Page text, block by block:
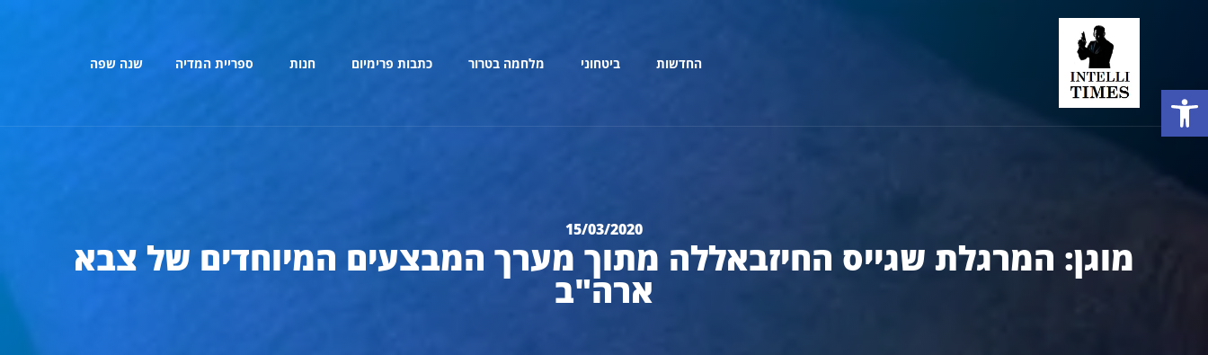
החדשות ביטחוני מלחמה בטרור כתבות פרימיום חנות ספריית המדיה שנה שפה
15/03/2020
מוגן: המרגלת שגייס החיזבאללה מתוך מערך המבצעים המיוחדים של צבא
ארה"ב
פתח סרגל נגישות